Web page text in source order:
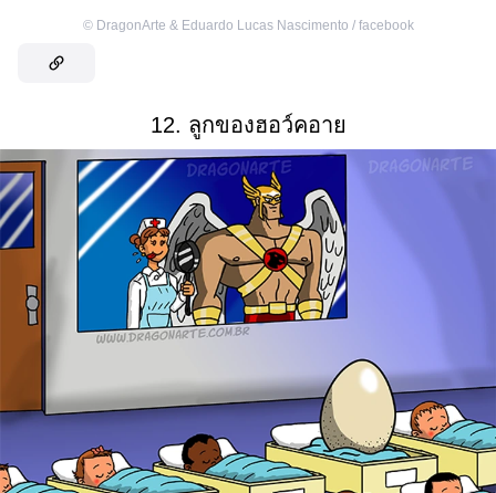
© DragonArte & Eduardo Lucas Nascimento / facebook
12. ลูกของฮอว์คอาย